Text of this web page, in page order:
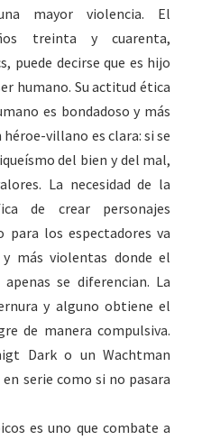
mayor violencia. El
treinta y cuarenta,
puede decirse que es hijo
humano. Su actitud ética
es bondadoso y más
villano es clara: si se
del bien y del mal,
La necesidad de la
de crear personajes
para los espectadores va
más violentas donde el
se diferencian. La
y alguno obtiene el
de manera compulsiva.
Dark o un Wachtman
serie como si no pasara
es uno que combate a